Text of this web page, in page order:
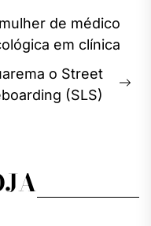
de médico
em clínica
o Street
(SLS)